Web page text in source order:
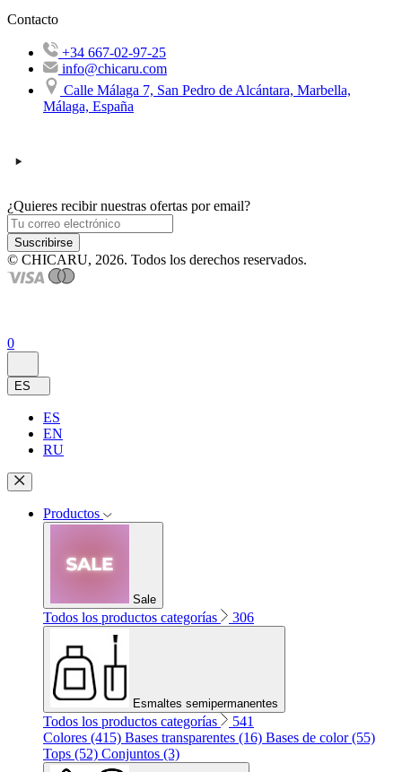
Contacto
+34 667-02-97-25
info@chicaru.com
Calle Málaga 7, San Pedro de Alcántara, Marbella,
Málaga, España
¿Quieres recibir nuestras ofertas por email?
Suscribirse
© CHICARU, 2026. Todos los derechos reservados.
0
ES
ES
EN
RU
Productos
Sale
Todos los productos categorías 306
Esmaltes semipermanentes
Todos los productos categorías
541
Colores (415) Bases transparentes (16) Bases de color (55)
Tops (52) Conjuntos (3)